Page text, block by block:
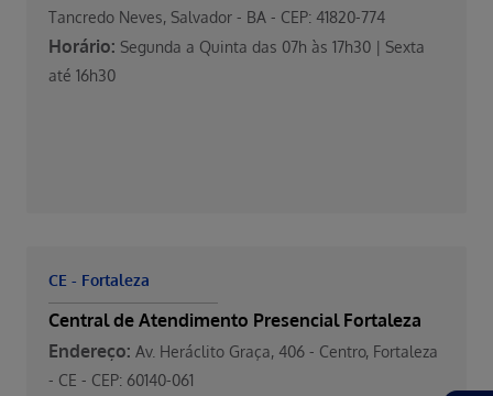
Tancredo Neves, Salvador - BA - CEP: 41820-774
Horário: Segunda a Quinta das 07h às 17h30 | Sexta
até 16h30
CE - Fortaleza
Central de Atendimento Presencial Fortaleza
Endereço: Av. Heráclito Graça, 406 - Centro, Fortaleza
- CE - CEP: 60140-061